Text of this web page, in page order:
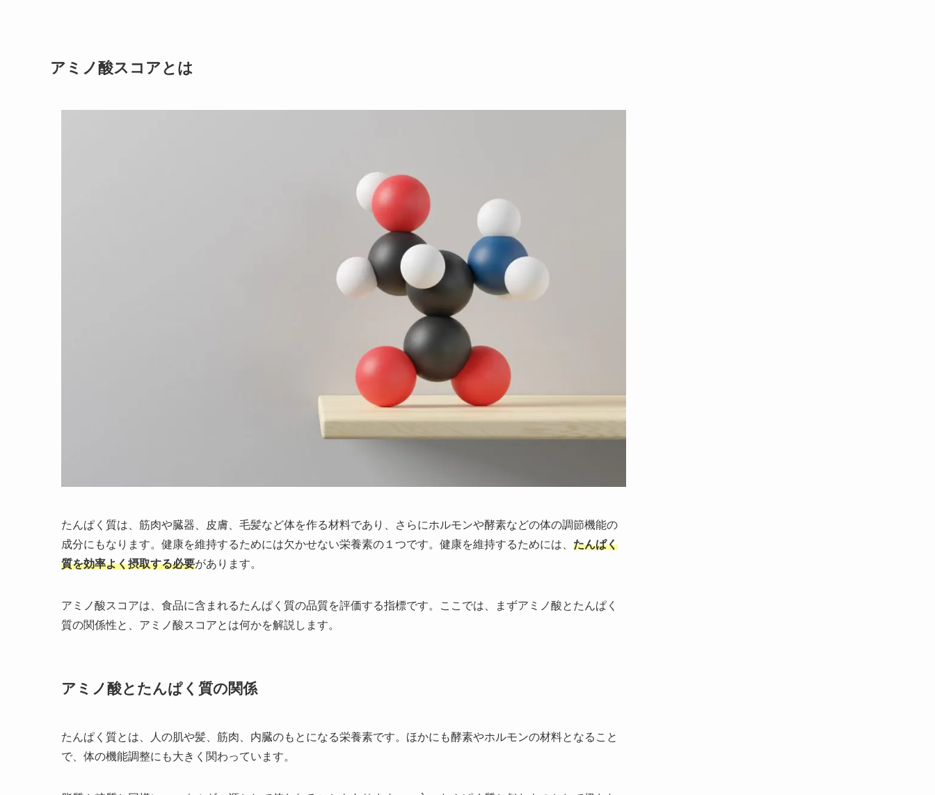
アミノ酸スコアとは
たんぱく質は、筋肉や臓器、皮膚、毛髪など体を作る材料であり、さらにホルモンや酵素などの体の調節機能の
成分にもなります。健康を維持するためには欠かせない栄養素の１つです。健康を維持するためには、 たんぱく
質を効率よく摂取する必要があります。
アミノ酸スコアは、食品に含まれるたんぱく質の品質を評価する指標です。ここでは、まずアミノ酸とたんぱく
質の関係性と、アミノ酸スコアとは何かを解説します。
アミノ酸とたんぱく質の関係
たんぱく質とは、人の肌や髪、筋肉、内臓のもとになる栄養素です。ほかにも酵素やホルモンの材料となること
で、体の機能調整にも大きく関わっています。